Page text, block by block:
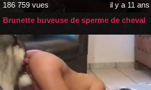
186 759 vues
il y a 11 ans
Brunette buveuse de sperme de cheval